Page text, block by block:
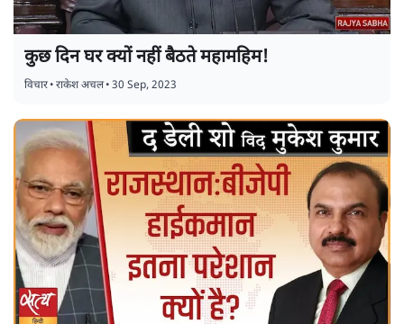
कुछ दिन घर क्यों नहीं बैठते महामहिम!
विचार•राकेश अचल•30 Sep, 2023